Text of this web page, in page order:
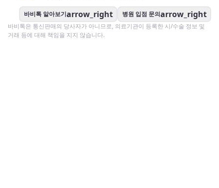
바비톡 알아보기arrow_right 병원 입점 문의arrow_right
바비톡은 통신판매의 당사자가 아니므로, 의료기관이 등록한 시/수술 정보 및
거래 등에 대해 책임을 지지 않습니다.